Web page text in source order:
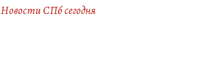
Новости СПб сегодня